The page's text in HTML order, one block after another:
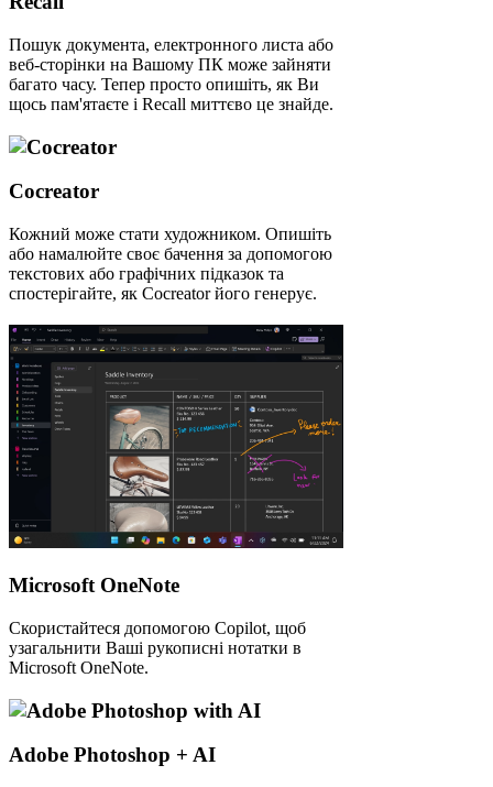
Пошук документа, електронного листа або
веб-сторінки на Вашому ПК може зайняти
багато часу. Тепер просто опишіть, як Ви
щось пам'ятаєте і Recall миттєво це знайде.
Cocreator
Кожний може стати художником. Опишіть
або намалюйте своє бачення за допомогою
текстових або графічних підказок та
спостерігайте, як Cocreator його генерує.
Microsoft OneNote
Скористайтеся допомогою Copilot, щоб
узагальнити Ваші рукописні нотатки в
Microsoft OneNote.
Adobe Photoshop + AI